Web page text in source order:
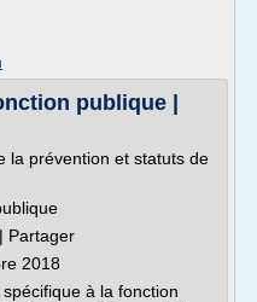
publique |
la prévention et statuts de
Partager
2018
à la fonction